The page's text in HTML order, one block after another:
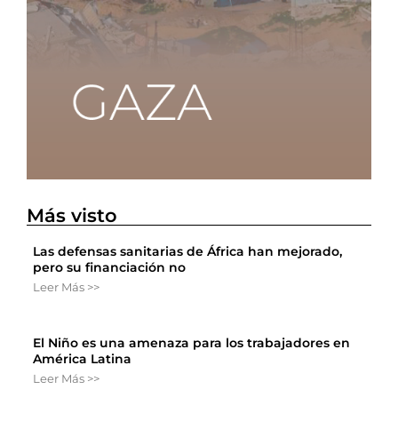
Más visto
Las defensas sanitarias de África han mejorado,
pero su financiación no
Leer Más >>
El Niño es una amenaza para los trabajadores en
América Latina
Leer Más >>